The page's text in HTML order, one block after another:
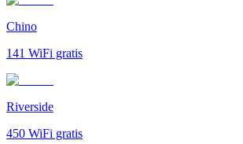
Chino
141 WiFi gratis
Riverside
450 WiFi gratis